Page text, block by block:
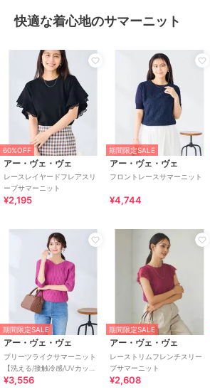
快適な着心地のサマーニット
60%OFF
アー・ヴェ・ヴェ
レースレイヤードフレアスリ
ーブサマーニット
¥2,195
期間限定SALE
アー・ヴェ・ヴェ
フロントレースサマーニット
¥4,744
期間限定SALE
アー・ヴェ・ヴェ
プリーツライクサマーニット
【洗える/接触冷感/UVカッ
ト】
¥3,556
期間限定SALE
アー・ヴェ・ヴェ
レーストリムフレンチスリー
ブサマーニット
¥2,608